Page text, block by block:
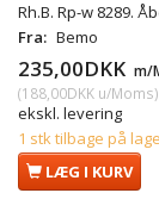
Rh.B. Rp-w 8289.
Fra: Bemo
235,00DKK m/
(188,00DKK u/Moms)
ekskl. levering
1 stk tilbage på
LÆG I KURV